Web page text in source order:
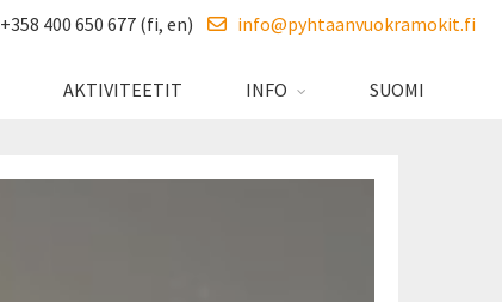
+358 400 650 677 (fi, en) info@pyhtaanvuokramokit.fi
AKTIVITEETIT INFO SUOMI